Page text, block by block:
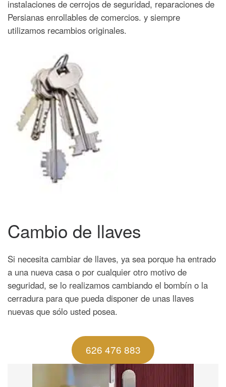
instalaciones de cerrojos de seguridad, reparaciones de
Persianas enrollables de comercios. y siempre
utilizamos recambios originales.
Cambio de llaves
Si necesita cambiar de llaves, ya sea porque ha entrado
a una nueva casa o por cualquier otro motivo de
seguridad, se lo realizamos cambiando el bombín o la
cerradura para que pueda disponer de unas llaves
nuevas que sólo usted posea.
626 476 883